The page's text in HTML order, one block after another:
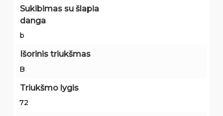
Sukibimas su šlapia
danga
b
Išorinis triukšmas
B
Triukšmo lygis
72